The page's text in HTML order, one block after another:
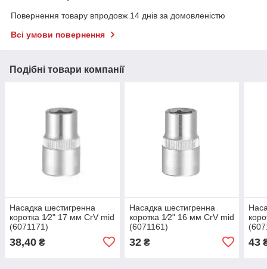
Повернення товару впродовж 14 днів за домовленістю
Всі умови повернення
Подібні товари компанії
Насадка шестигренна
коротка 1⁄2" 17 мм CrV mid
(6071171)
38,40 ₴
Насадка шестигренна
коротка 1⁄2" 16 мм CrV mid
(6071161)
32₴ 43